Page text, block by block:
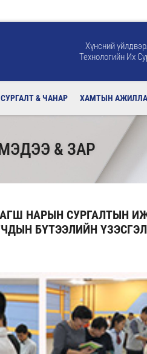
Хүнсний
Технологийн Их
СУРГАЛТ & ЧАНАР ХАМТЫН
& ЗАР
НАРЫН СУРГАЛТЫН
БҮТЭЭЛИЙН